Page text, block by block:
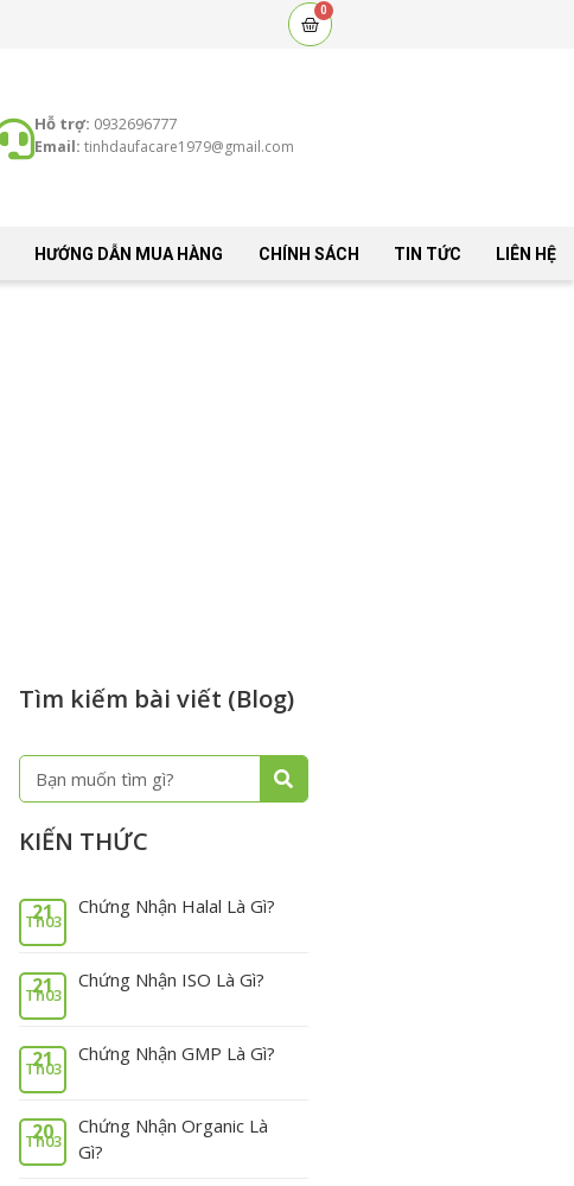
0
Cart
Hỗ trợ: 0932696777
Email: tinhdaufacare1979@gmail.com
HƯỚNG DẪN MUA HÀNG CHÍNH SÁCH TIN TỨC LIÊN HỆ
Tìm kiếm bài viết (Blog)
Tìm
kiếm
KIẾN THỨC
21
Th03
Chứng Nhận Halal Là Gì?
21
Th03
Chứng Nhận ISO Là Gì?
21
Th03
Chứng Nhận GMP Là Gì?
20
Th03
Chứng Nhận Organic Là
Gì?